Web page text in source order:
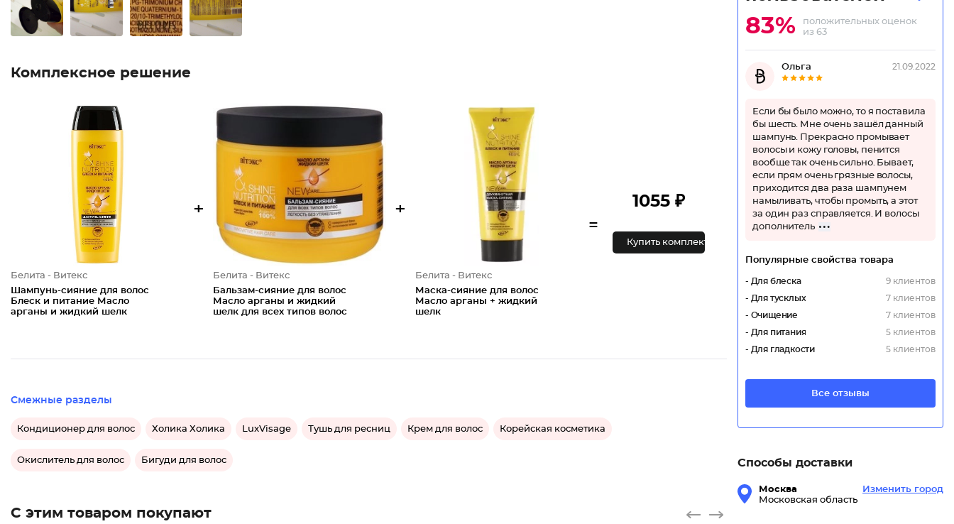
Комплексное решение
Белита - Витекс
Шампунь-сияние для волос
Блеск и питание Масло
арганы и жидкий шелк
+
Белита - Витекс
Бальзам-сияние для волос
Масло арганы и жидкий
шелк для всех типов волос
+
Белита - Витекс
Маска-сияние для волос
Масло арганы + жидкий
шелк
=
1055 ₽
Купить комплект
Смежные разделы
Кондиционер для волос Холика Холика LuxVisage Тушь для ресниц Крем для волос Корейская косметика
Окислитель для волос Бигуди для волос
С этим товаром покупают
83%
положительных оценок
из 63
Ольга 21.09.2022
Если бы было можно, то я поставила
бы шесть. Мне очень зашёл данный
шампунь. Прекрасно промывает
волосы и кожу головы, пенится
вообще так очень сильно. Бывает,
если прям очень грязные волосы,
приходится два раза шампунем
намыливать, чтобы промыть, а этот
за один раз справляется. И волосы
дополнитель
Популярные свойства товара
- Для блеска
9 клиентов
- Для тусклых
7 клиентов
- Очищение
7 клиентов
- Для питания
5 клиентов
- Для гладкости
5 клиентов
Все отзывы
Способы доставки
Москва
Московская область
Изменить город